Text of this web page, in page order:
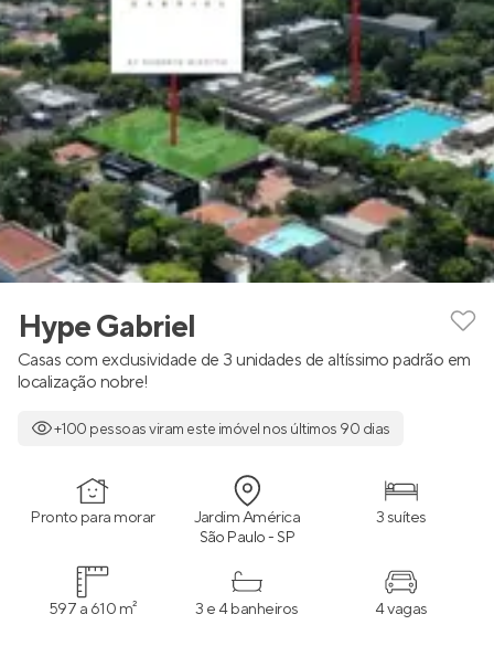
Hype Gabriel
Casas com exclusividade de 3 unidades de altíssimo padrão em
localização nobre!
+100 pessoas viram este imóvel nos últimos 90 dias
Pronto para morar Jardim América
São Paulo - SP
3 suítes
597 a 610 m² 3 e 4 banheiros 4 vagas